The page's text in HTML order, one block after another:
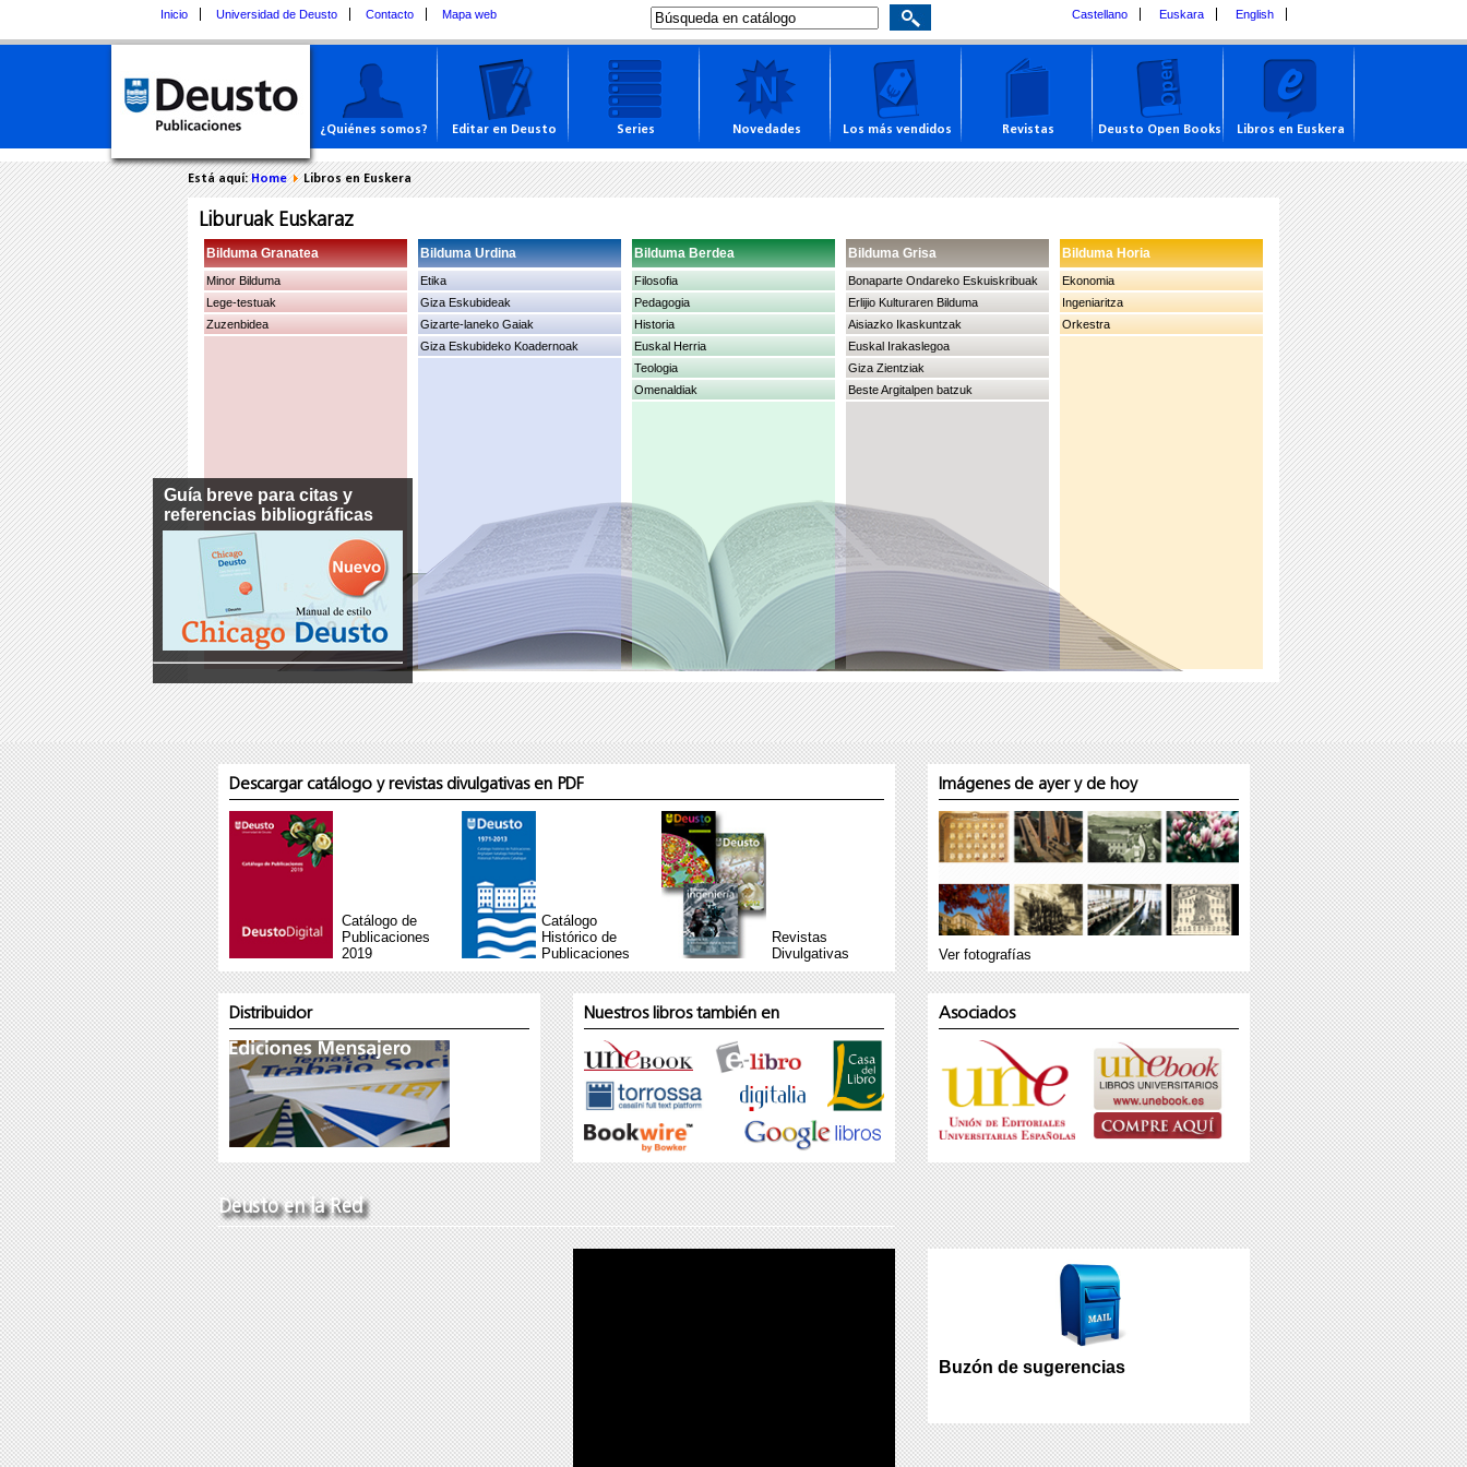
Inicio Universidad de Deusto Contacto Mapa web Castellano Euskara English
¿Quiénes somos? Editar en Deusto Series Novedades Los más vendidos Revistas Deusto Open Books Libros en Euskera
Está aquí:Home Libros en Euskera
Liburuak Euskaraz
Bilduma Granatea
Minor Bilduma
Lege-testuak
Zuzenbidea
Bilduma Urdina
Etika
Giza Eskubideak
Gizarte-laneko Gaiak
Giza Eskubideko Koadernoak
Bilduma Berdea
Filosofia
Pedagogia
Historia
Euskal Herria
Teologia
Omenaldiak
Bilduma Grisa
Bonaparte Ondareko Eskuiskribuak
Erlijio Kulturaren Bilduma
Aisiazko Ikaskuntzak
Euskal Irakaslegoa
Giza Zientziak
Beste Argitalpen batzuk
Bilduma Horia
Ekonomia
Ingeniaritza
Orkestra
Guía breve para citas y
referencias bibliográficas
Descargar catálogo y revistas divulgativas en PDF
Catálogo de
Publicaciones
2019
Catálogo
Histórico de
Publicaciones
Revistas
Divulgativas
Imágenes de ayer y de hoy
Ver fotografías
Distribuidor Nuestros libros también en Asociados
Deusto en la Red
Buzón de sugerencias